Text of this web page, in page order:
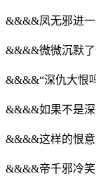
&&&&凤无邪进一
&&&&微微沉默了
&&&&“深仇大恨
&&&&如果不是深
&&&&这样的恨意
&&&&帝千邪冷笑